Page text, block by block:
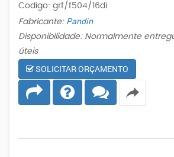
Codigo: grf/f504/16di
Fabricante: Pandin
Disponibilidade: Normalmente
úteis
SOLICITAR ORÇAMENTO